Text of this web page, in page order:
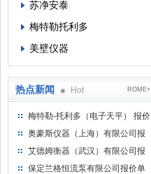
苏净安泰
梅特勒托利多
美壁仪器
热点新闻 Hot ROME+
梅特勒-托利多（电子天平） 报价
单
奥豪斯仪器（上海）有限公司报
价单
艾德姆衡器（武汉）有限公司报
价单
保定兰格恒流泵有限公司报价单